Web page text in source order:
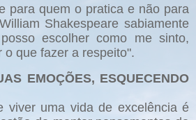
para quem o pratica e não para
Shakespeare sabiamente
escolher como me sinto,
o que fazer a respeito".
EMOÇÕES, ESQUECENDO
viver uma vida de excelência é